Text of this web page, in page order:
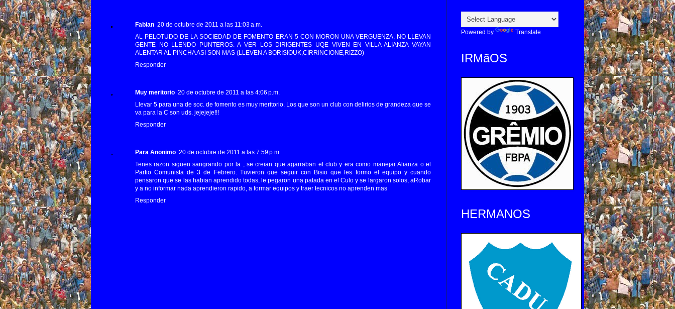
Fabian 20 de octubre de 2011 a las 11:03 a.m.
AL PELOTUDO DE LA SOCIEDAD DE FOMENTO ERAN 5 CON MORON UNA VERGUENZA, NO LLEVAN
GENTE NO LLENDO PUNTEROS. A VER LOS DIRIGENTES UQE VIVEN EN VILLA ALIANZA VAYAN
ALENTAR AL PINCHA ASI SON MAS (LLEVEN A BORISIOUK,CIRRINCIONE,RIZZO)
Responder
Muy meritorio 20 de octubre de 2011 a las 4:06 p.m.
Llevar 5 para una de soc. de fomento es muy meritorio. Los que son un club con delirios de grandeza que se
va para la C son uds. jejejeje!!!
Responder
Para Anonimo 20 de octubre de 2011 a las 7:59 p.m.
Tenes razon siguen sangrando por la , se creian que agarraban el club y era como manejar Alianza o el
Partio Comunista de 3 de Febrero. Tuvieron que seguir con Bisio que les formo el equipo y cuando
pensaron que se las habian aprendido todas, le pegaron una patada en el Culo y se largaron solos, aRobar
y a no informar nada aprendieron rapido, a formar equipos y traer tecnicos no aprenden mas
Responder
Powered by Translate
IRMãOS
HERMANOS